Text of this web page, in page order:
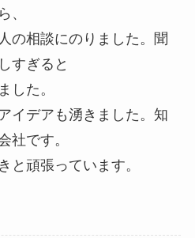
、
の相談にのりました。聞
すぎると
した。
イデアも湧きました。知
社です。
と頑張っています。